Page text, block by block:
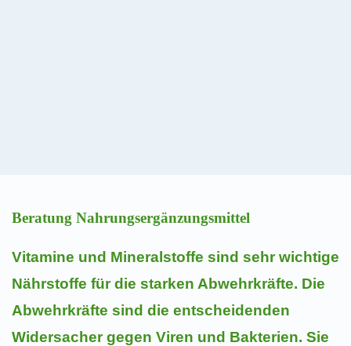
Beratung Nahrungsergänzungsmittel
Vitamine und Mineralstoffe sind sehr wichtige
Nährstoffe für die starken Abwehrkräfte. Die
Abwehrkräfte sind die entscheidenden
Widersacher gegen Viren und Bakterien. Sie